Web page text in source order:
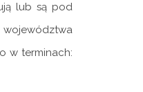
lub są pod
województwa
w terminach: